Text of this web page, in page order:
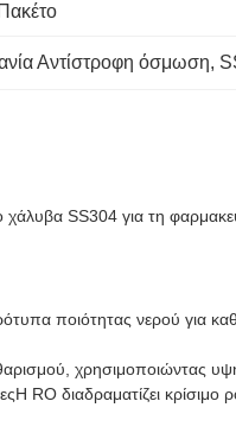
Αντίστροφη όσμωση,
SS304 για τη
ποιότητας νερού
χρησιμοποιώντας
RO διαδραματίζει